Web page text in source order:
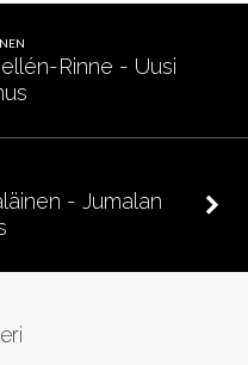
Rinne - Uusi
- Jumalan